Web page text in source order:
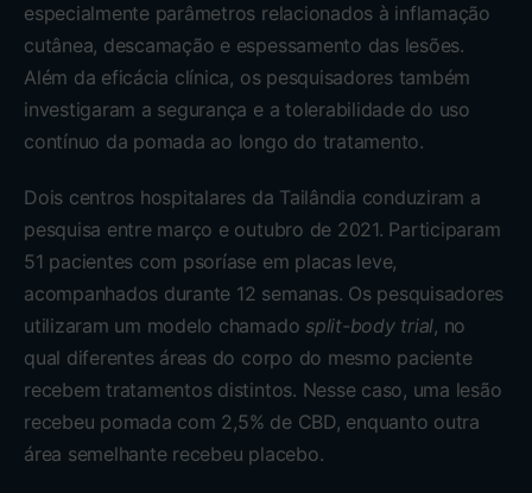
especialmente parâmetros relacionados à inflamação
cutânea, descamação e espessamento das lesões.
Além da eficácia clínica, os pesquisadores também
investigaram a segurança e a tolerabilidade do uso
contínuo da pomada ao longo do tratamento.
Dois centros hospitalares da Tailândia conduziram a
pesquisa entre março e outubro de 2021. Participaram
51 pacientes com psoríase em placas leve,
acompanhados durante 12 semanas. Os pesquisadores
utilizaram um modelo chamadosplit-body trial, no
qual diferentes áreas do corpo do mesmo paciente
recebem tratamentos distintos. Nesse caso, uma lesão
recebeu pomada com 2,5% de CBD, enquanto outra
área semelhante recebeu placebo.